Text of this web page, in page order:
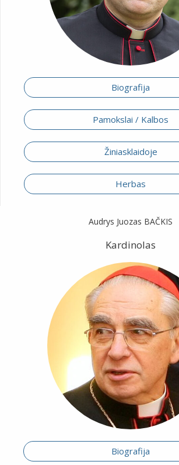
Biografija
Pamokslai / Kalbos
Žiniasklaidoje
Herbas
Audrys Juozas BAČKIS
Kardinolas
Biografija